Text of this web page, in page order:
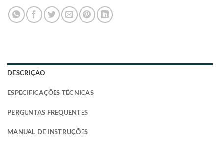
DESCRIÇÃO
ESPECIFICAÇÕES TÉCNICAS
PERGUNTAS FREQUENTES
MANUAL DE INSTRUÇÕES